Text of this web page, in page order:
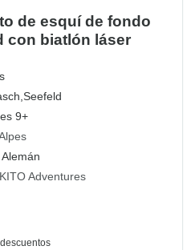
de esquí de fondo
con biatlón láser
Seefeld
9+
Adventures